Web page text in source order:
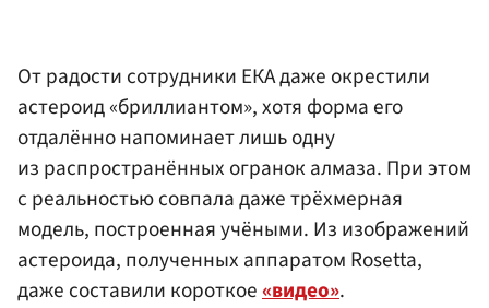
От радости сотрудники ЕКА даже окрестили
астероид «бриллиантом», хотя форма его
отдалённо напоминает лишь одну
из распространённых огранок алмаза. При этом
с реальностью совпала даже трёхмерная
модель, построенная учёными. Из изображений
астероида, полученных аппаратом Rosetta,
даже составили короткое«видео».